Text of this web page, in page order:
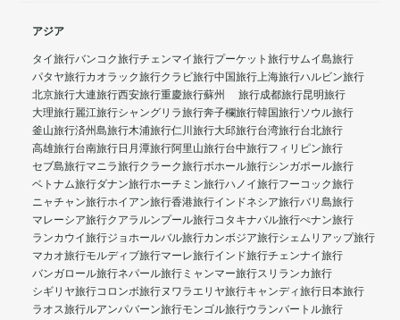
アジア
タイ旅行バンコク旅行チェンマイ旅行プーケット旅行サムイ島旅行
パタヤ旅行カオラック旅行クラビ旅行中国旅行上海旅行ハルビン旅行
北京旅行大連旅行西安旅行重慶旅行蘇州 旅行成都旅行昆明旅行
大理旅行麗江旅行シャングリラ旅行奔子欄旅行韓国旅行ソウル旅行
釜山旅行済州島旅行木浦旅行仁川旅行大邱旅行台湾旅行台北旅行
高雄旅行台南旅行日月潭旅行阿里山旅行台中旅行フィリピン旅行
セブ島旅行マニラ旅行クラーク旅行ボホール旅行シンガポール旅行
ベトナム旅行ダナン旅行ホーチミン旅行ハノイ旅行フーコック旅行
ニャチャン旅行ホイアン旅行香港旅行インドネシア旅行バリ島旅行
マレーシア旅行クアラルンプール旅行コタキナバル旅行ぺナン旅行
ランカウイ旅行ジョホールバル旅行カンボジア旅行シェムリアップ旅行
マカオ旅行モルディブ旅行マーレ旅行インド旅行チェンナイ旅行
バンガロール旅行ネパール旅行 ミャンマー旅行スリランカ旅行
シギリヤ旅行コロンボ旅行ヌワラエリヤ旅行キャンディ旅行日本旅行
ラオス旅行ルアンパバーン旅行モンゴル旅行ウランバートル旅行